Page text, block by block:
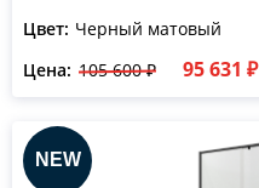
Цвет: Черный матовый
Цена: 105 600 ₽ 95 631 ₽